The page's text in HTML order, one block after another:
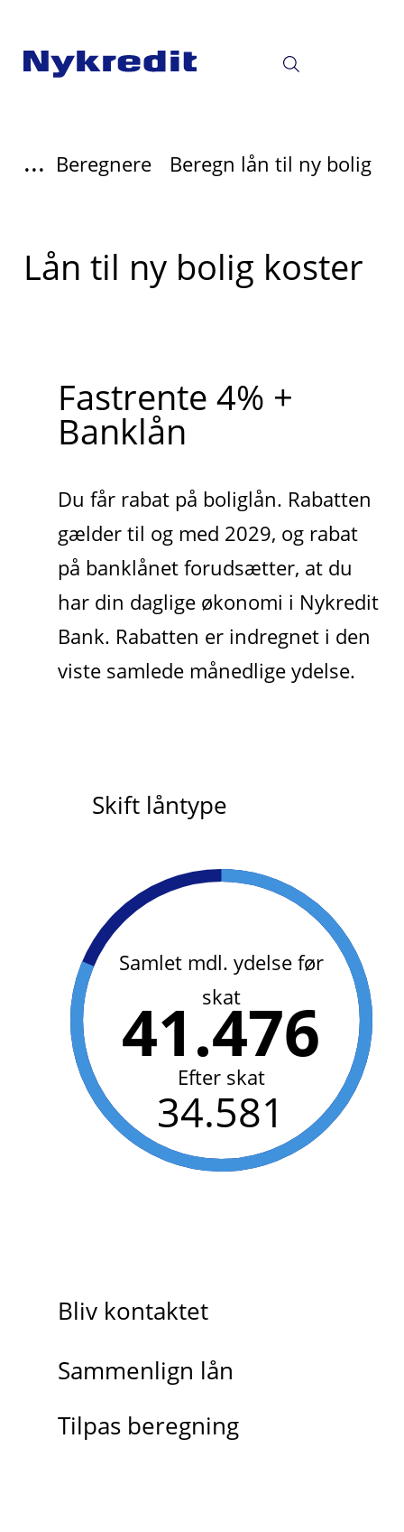
... Beregnere Beregn lån til ny bolig
Lån til ny bolig koster
Fastrente 4% +
Banklån
Du får rabat på boliglån. Rabatten
gælder til og med 2029, og rabat
på banklånet forudsætter, at du
har din daglige økonomi i Nykredit
Bank. Rabatten er indregnet i den
viste samlede månedlige ydelse.
Skift låntype
Samlet mdl. ydelse før
skat
41.476
Efter skat
34.581
Bliv kontaktet
Sammenlign lån
Tilpas beregning